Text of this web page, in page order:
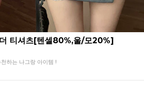
티셔츠[텐셀80%,울/모20%]
하는 나그랑 아이템 !